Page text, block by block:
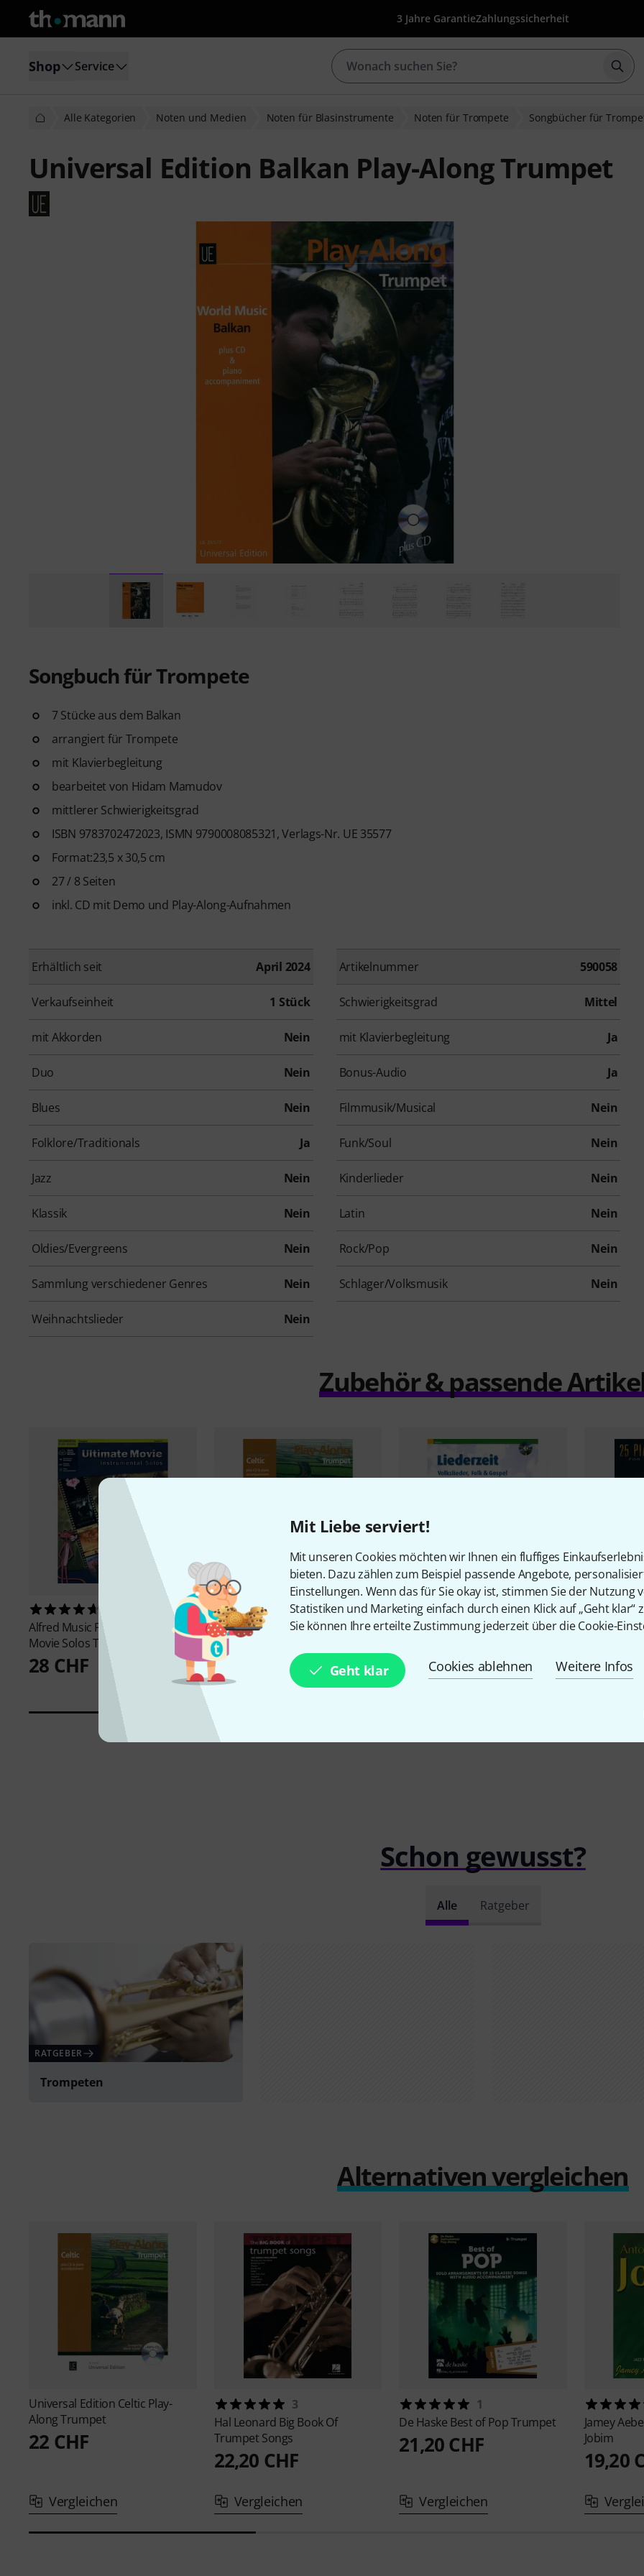
Mit Liebe serviert!
Mit unseren Cookies möchten wir Ihnen ein fluffiges
bieten. Dazu zählen zum Beispiel passende Angebote,
Einstellungen. Wenn das für Sie okay ist, stimmen Sie der Nutzung
Statistiken und Marketing einfach durch einen Klick auf „Geht klar“
Sie können Ihre erteilte Zustimmung jederzeit über die Cookie-
Geht klar Cookies ablehnen Weitere Infos
3 Jahre GarantieZahlungssicherheit
Shop Service
Alle Kategorien Noten und Medien Noten für Blasinstrumente Noten für Trompete Songbücher für
Universal Edition Balkan Play-Along Trumpet
Songbuch für Trompete
7 Stücke aus dem Balkan
arrangiert für Trompete
mit Klavierbegleitung
bearbeitet von Hidam Mamudov
mittlerer Schwierigkeitsgrad
ISBN 9783702472023, ISMN 9790008085321, Verlags-Nr. UE 35577
Format:23,5 x 30,5 cm
27 / 8 Seiten
inkl. CD mit Demo und Play-Along-Aufnahmen
Erhältlich seit April 2024 Artikelnummer 590058
Verkaufseinheit 1 Stück Schwierigkeitsgrad Mittel
mit Akkorden Nein mit Klavierbegleitung Ja
Duo Nein Bonus-Audio Ja
Blues Nein Filmmusik/Musical Nein
Folklore/Traditionals Ja Funk/Soul Nein
Jazz Nein Kinderlieder Nein
Klassik Nein Latin Nein
Oldies/Evergreens Nein Rock/Pop Nein
Sammlung verschiedener Genres Nein Schlager/Volksmusik Nein
Weihnachtslieder Nein
Zubehör & passende
Alfred Music Publishing
Ultimate
Movie Solos Trumpet
28 CHF
Universal EditionCeltic Play-
Along Trumpet
22 CHF
1
SchottLiederzeit Trumpet
Boosey &
Tangos
Schon gewusst?
Alle Ratgeber
RATGEBER
Trompeten
Alternativen vergleichen
Universal Edition Celtic Play-
Along Trumpet
22 CHF
Vergleichen
3
Hal Leonard Big Book Of
Trumpet Songs
22,20 CHF
Vergleichen
1
De Haske Best of Pop Trumpet
21,20 CHF
Vergleichen
Jamey
Jobim
19,20